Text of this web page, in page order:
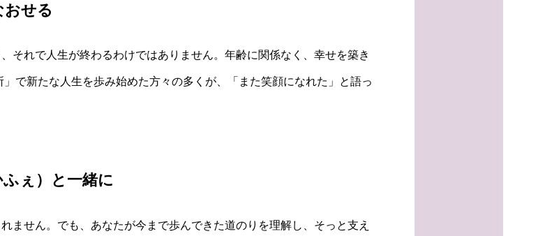
おせる
それで人生が終わるわけではありません。年齢に関係なく、幸せを築き
で新たな人生を歩み始めた方々の多くが、「また笑顔になれた」と語っ
ぇ）と一緒に
ません。でも、あなたが今まで歩んできた道のりを理解し、そっと支え